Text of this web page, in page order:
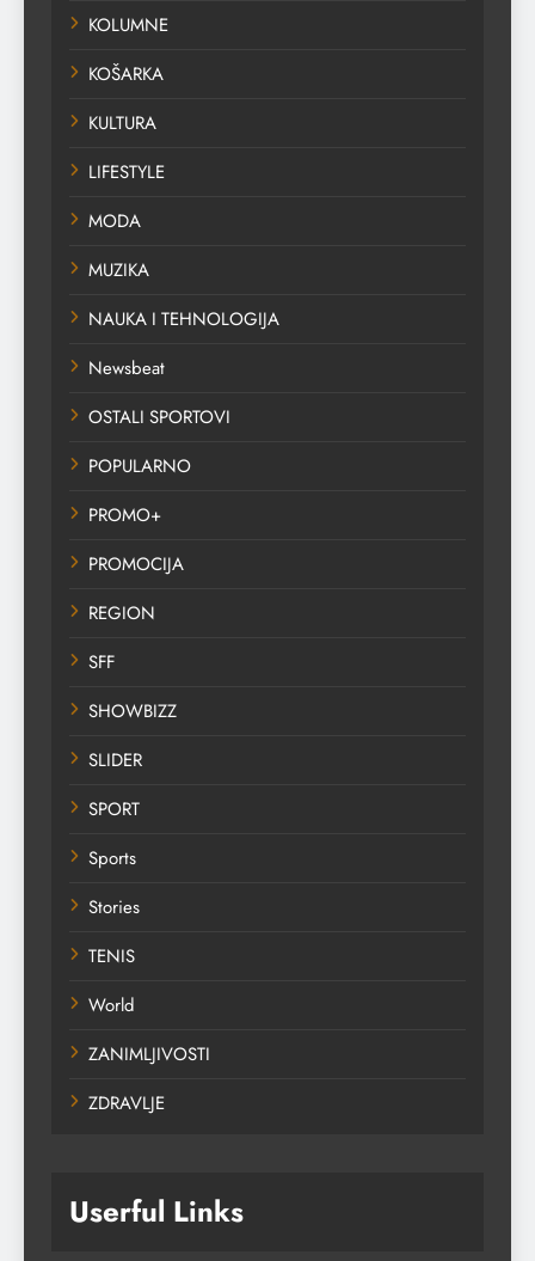
KOLUMNE
KOŠARKA
KULTURA
LIFESTYLE
MODA
MUZIKA
NAUKA I TEHNOLOGIJA
Newsbeat
OSTALI SPORTOVI
POPULARNO
PROMO+
PROMOCIJA
REGION
SFF
SHOWBIZZ
SLIDER
SPORT
Sports
Stories
TENIS
World
ZANIMLJIVOSTI
ZDRAVLJE
Userful Links